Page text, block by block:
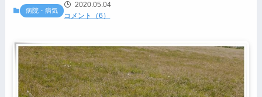
病院・病気
2020.05.04
コメント（6）